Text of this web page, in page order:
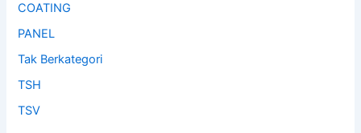
COATING
PANEL
Tak Berkategori
TSH
TSV